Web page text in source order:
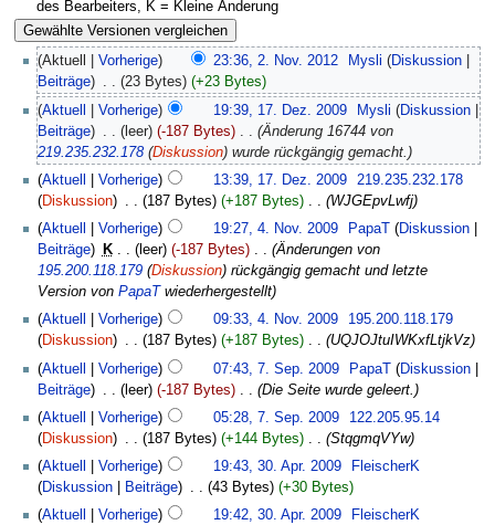
des Bearbeiters, K = Kleine Änderung
(Aktuell | Vorherige) 23:36, 2. Nov. 2012 Mysli (Diskussion
Beiträge) . . (23 Bytes) (+23 Bytes)
(Aktuell Vorherige) 19:39, 17. Dez. 2009 Mysli (Diskussion
Beiträge) (leer) (-187 Bytes)‎
(Änderung 16744 von
219.235.232.178(Diskussion) wurde rückgängig gemacht.)
(Aktuell Vorherige) 13:39, 17. Dez. 2009
219.235.232.178
(Diskussion) . . (187 Bytes) (+187 Bytes)‎ . . (WJGEpvLwfj)
(Aktuell Vorherige) 19:27, 4. Nov. 2009 PapaT (Diskussion
Beiträge) K . . (leer) (-187 Bytes)‎ . . (Änderungen von
195.200.118.179 (Diskussion) rückgängig gemacht und letzte
Version von PapaT wiederhergestellt)
(Aktuell Vorherige) 09:33, 4. Nov. 2009
195.200.118.179
(Diskussion) . . (187 Bytes) (+187 Bytes)‎ . . (UQJOJtuIWKxfLtjkVz)
(Aktuell Vorherige) 07:43, 7. Sep. 2009 PapaT (Diskussion
Beiträge) (leer) (-187 Bytes)‎
(Die Seite wurde geleert.)
(Aktuell Vorherige) 05:28, 7. Sep. 2009
122.205.95.14
(Diskussion) . . (187 Bytes) (+144 Bytes)‎ . . (StqgmqVYw)
(Aktuell Vorherige) 19:43, 30. Apr. 2009
FleischerK
(Diskussion Beiträge) . . (43 Bytes) (+30 Bytes)
(Aktuell Vorherige) 19:42, 30. Apr. 2009 FleischerK